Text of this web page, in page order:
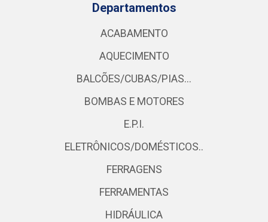
Departamentos
ACABAMENTO
AQUECIMENTO
BALCÕES/CUBAS/PIAS...
BOMBAS E MOTORES
E.P.I.
ELETRÔNICOS/DOMÉSTICOS..
FERRAGENS
FERRAMENTAS
HIDRÁULICA